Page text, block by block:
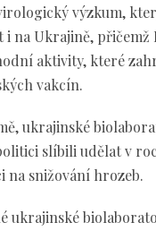
výzkum,
i na Ukrajině, přičemž
aktivity, které
vakcín.
ukrajinské
slíbili udělat v
na snižování hrozeb.
ukrajinské